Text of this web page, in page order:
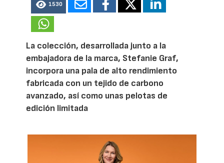
1530
La colección, desarrollada junto a la
embajadora de la marca, Stefanie Graf,
incorpora una pala de alto rendimiento
fabricada con un tejido de carbono
avanzado, así como unas pelotas de
edición limitada